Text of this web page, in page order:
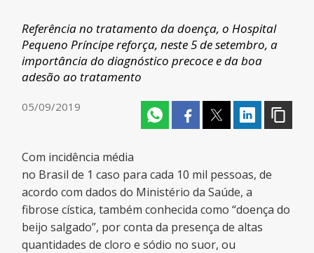
Referência no tratamento da doença, o Hospital
Pequeno Príncipe reforça, neste 5 de setembro, a
importância do diagnóstico precoce e da boa
adesão ao tratamento
05/09/2019
Com incidência média
no Brasil de 1 caso para cada 10 mil pessoas, de
acordo com dados do Ministério da Saúde, a
fibrose cística, também conhecida como “doença do
beijo salgado”, por conta da presença de altas
quantidades de cloro e sódio no suor, ou